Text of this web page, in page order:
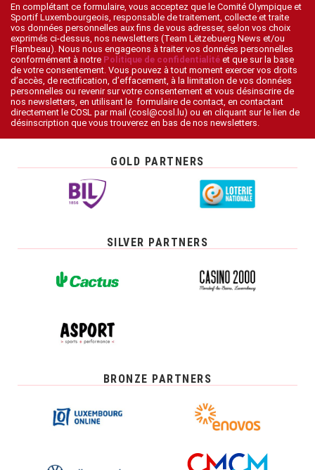
En complétant ce formulaire, vous acceptez que le Comité Olympique et
Sportif Luxembourgeois, responsable de traitement, collecte et traite
vos données personnelles aux fins de vous adresser, selon vos choix
exprimés ci-dessus, nos newsletters (Team Lëtzebuerg News et/ou
Flambeau). Nous nous engageons à traiter vos données personnelles
conformément à notre Politique de confidentialité et que sur la base
de votre consentement. Vous pouvez à tout moment exercer vos droits
d’accès, de rectification, d’effacement, à la limitation de vos données
personnelles ou revenir sur votre consentement et vous désinscrire de
nos newsletters, en utilisant le formulaire de contact, en contactant
directement le COSL par mail (cosl@cosl.lu) ou en cliquant sur le lien de
désinscription que vous trouverez en bas de nos newsletters.
GOLD PARTNERS
SILVER PARTNERS
BRONZE PARTNERS